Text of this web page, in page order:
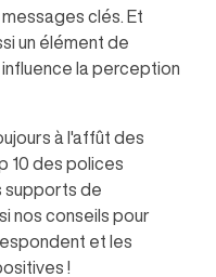
clés. Et
un élément de
la perception
à l'affût des
10 des polices
supports de
nos conseils pour
et les
!